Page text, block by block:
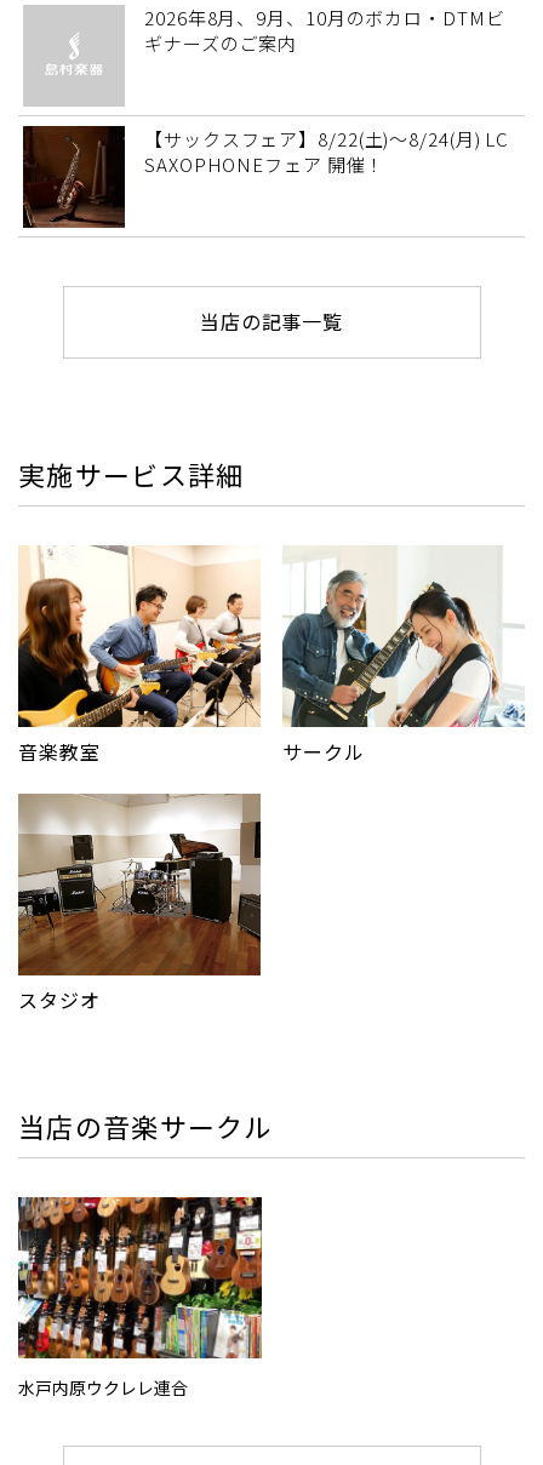
2026年8月、9月、10月のボカロ・DTMビ
ギナーズのご案内
【サックスフェア】8/22(土)～8/24(月) LC
SAXOPHONEフェア 開催！
当店の記事一覧
実施サービス詳細
音楽教室 サークル
スタジオ
当店の音楽サークル
水戸内原ウクレレ連合